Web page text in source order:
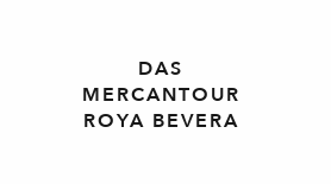
DAS
MERCANTOUR
ROYA BEVERA